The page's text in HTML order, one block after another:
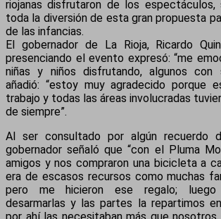
riojanas disfrutaron de los
toda la diversión de esta gran propuesta
de las infancias.
El gobernador de La Rioja, Ricardo
presenciando el evento expresó: “me
niñas y niños disfrutando, algunos con
añadió: “estoy muy agradecido porque
trabajo y todas las áreas involucradas
de siempre”.
Al ser consultado por algún recuerdo
gobernador señaló que “con el Pluma
amigos y nos compraron una bicicleta a
era de escasos recursos como muchas
pero me hicieron ese regalo; luego
desarmarlas y las partes la repartimos